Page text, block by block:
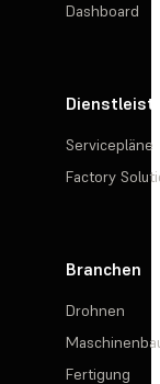
Dashboard
Servicepläne
Factory
Branchen
Drohnen
Fertigung